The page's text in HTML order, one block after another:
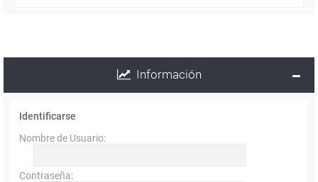
Información
Identificarse
Nombre de Usuario:
Contraseña: